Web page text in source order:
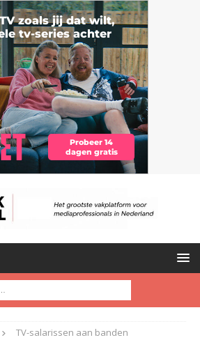
TV-salarissen aan banden